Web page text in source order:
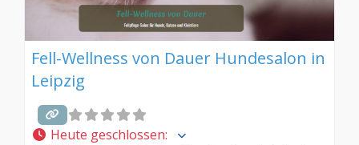
Fell-Wellness von Dauer Hundesalon in
Leipzig
Heute geschlossen: